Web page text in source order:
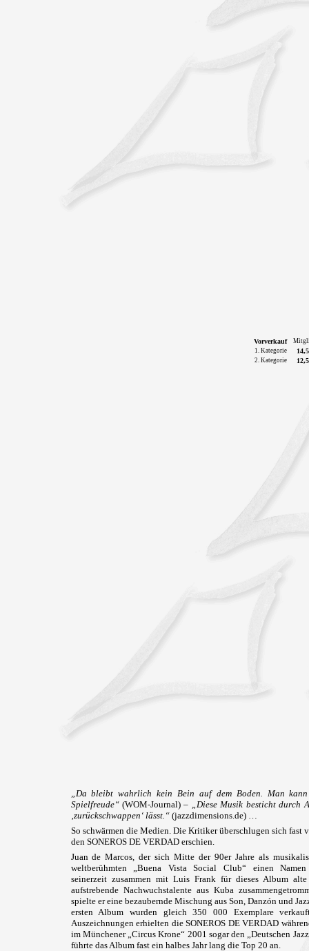
Vorverkauf
1. Kategorie
2. Kategorie
„Da bleibt wahrlich kein Bein auf dem Boden. Man
Spielfreude“(WOM-Journal) – „Diese Musik besticht durch
‚zurückschwappen‘ lässt.“(jazzdimensions.de) …
So schwärmen die Medien. Die Kritiker überschlugen sich fast
den SONEROS DE VERDAD erschien.
Juan de Marcos, der sich Mitte der 90er Jahre als
weltberühmten „Buena Vista Social Club“ einen
seinerzeit zusammen mit Luis Frank für dieses Album alte
aufstrebende Nachwuchstalente aus Kuba
spielte er eine bezaubernde Mischung aus Son, Danzón und
ersten Album wurden gleich 350 000 Exemplare
Auszeichnungen erhielten die SONEROS DE VERDAD
im Münchener „Circus Krone“ 2001 sogar den „Deutschen
führte das Album fast ein halbes Jahr lang die Top 20 an.